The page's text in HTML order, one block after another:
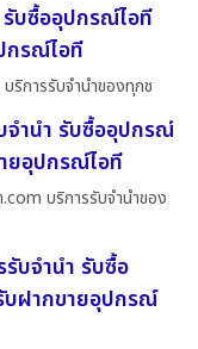
รับซื้ออุปกรณ์ไอที
กรณ์ไอที
ริการรับจำนำของทุกช
จำนำ รับซื้ออุปกรณ์
ยอุปกรณ์ไอที
บริการรับจำนำของ
บจำนำ รับซื้อ
บฝากขายอุปกรณ์